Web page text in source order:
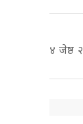
४ जेष्ठ